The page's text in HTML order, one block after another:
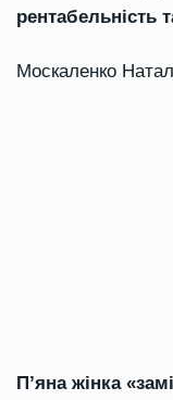
рентабельність
Москаленко
П’яна жінка